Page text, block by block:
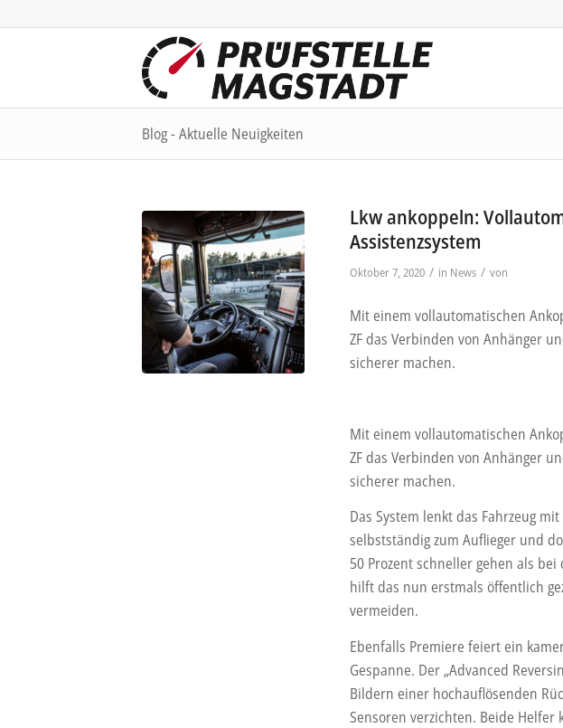
Blog - Aktuelle Neuigkeiten
Lkw ankoppeln:
Assistenzsystem
Oktober 7, 2020 / in News / von
Mit einem vollautomatischen
ZF das Verbinden von Anhänger
sicherer machen.
Mit einem vollautomatischen
ZF das Verbinden von Anhänger
sicherer machen.
Das System lenkt das Fahrzeug
selbstständig zum Auflieger und
50 Prozent schneller gehen als
hilft das nun erstmals öffentlich
vermeiden.
Ebenfalls Premiere feiert ein
Gespanne. Der „Advanced
Bildern einer hochauflösenden
Sensoren verzichten. Beide